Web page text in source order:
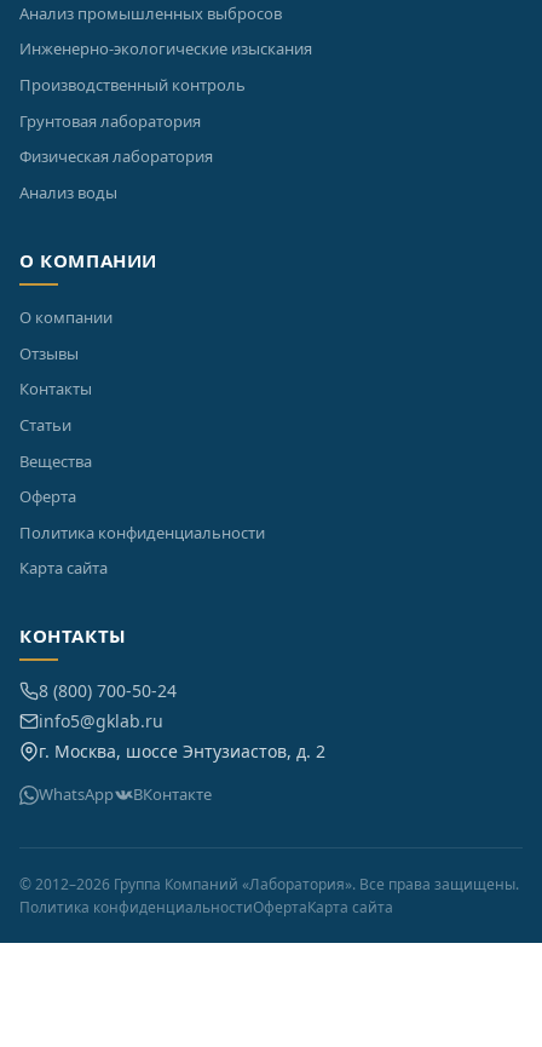
Анализ промышленных выбросов
Инженерно-экологические изыскания
Производственный контроль
Грунтовая лаборатория
Физическая лаборатория
Анализ воды
О КОМПАНИИ
О компании
Отзывы
Контакты
Статьи
Вещества
Оферта
Политика конфиденциальности
Карта сайта
КОНТАКТЫ
8 (800) 700-50-24
info5@gklab.ru
г. Москва, шоссе Энтузиастов, д. 2
WhatsApp ВКонтакте
© 2012–2026 Группа Компаний «Лаборатория». Все права защищены.
Политика конфиденциальностиОфертаКарта сайта